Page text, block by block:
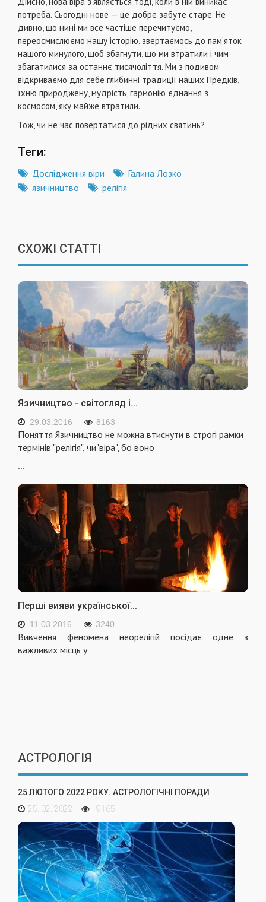
потреба. Сьогодні нове — це добре забуте старе. Не
дивно, що нині ми все частіше перечитуємо,
переосмислюємо нашу історію, звертаємось до пам’яток
нашого минулого, щоб збагнути, що ми втратили і чим
збагатилися за ocтаннє тисячоліття. Ми з подивом
відкриваємо для себе глибинні традиції наших Предків,
їхню природжену, мудрість, гармонію єднання з
космосом, яку майже втратили.
Тож, чи не час повертатися до рідних святинь?
Теги:
Дослідження віри
Галина Лозко
язичництво
релігія
СХОЖІ СТАТТІ
Язичництво - світогляд і...
29.03.2016 8163
Поняття Язичництво не можна втиснути в строгі рамки
термінів "релігія", чи"віра", бо воно
Перші вияви української...
11.03.2016 3240
Вивчення феномена неорелігій посідає одне з
важливих місць у
АСТРОЛОГІЯ
25 ЛЮТОГО 2022 РОКУ. АСТРОЛОГІЧНІ ПОРАДИ
25. 02. 2022
19165